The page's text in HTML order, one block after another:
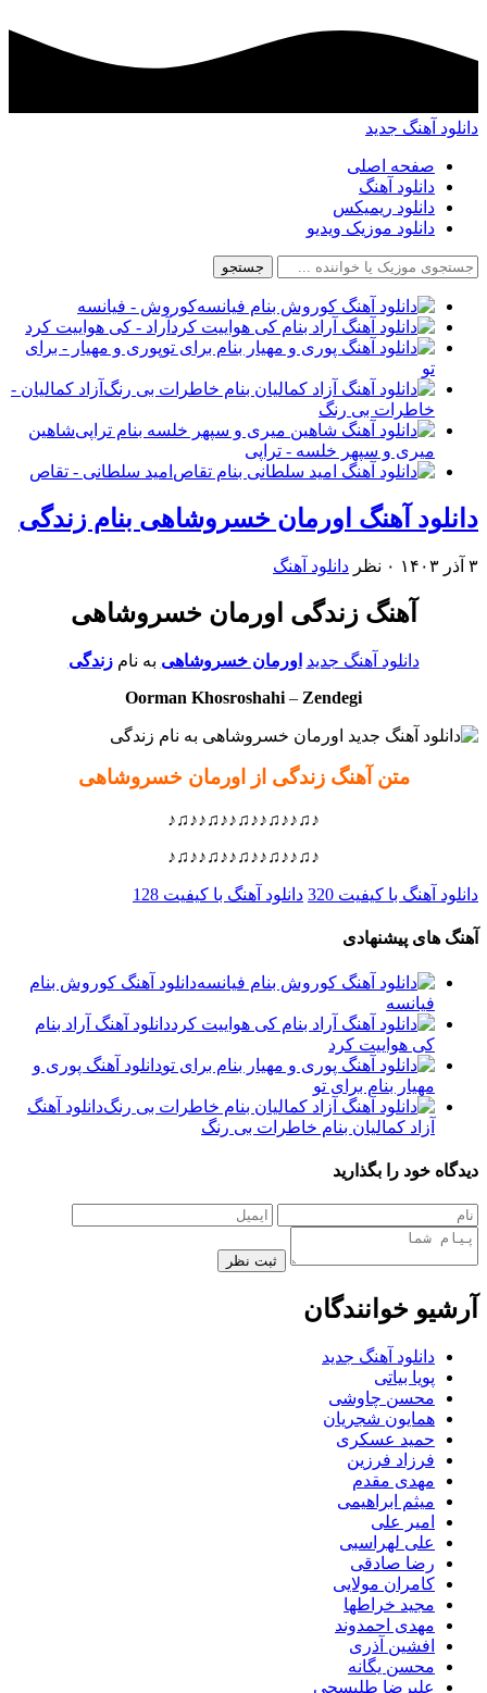
دانلود آهنگ جدید
صفحه اصلی
دانلود آهنگ
دانلود ریمیکس
دانلود موزیک ویدیو
جستجو
کوروش - فیانسه
آراد - کی هواییت کرد
پوری و مهیار - برای
تو
آزاد کمالیان -
خاطرات بی رنگ
شاهین
میری و سپهر خلسه - تراپی
امید سلطانی - تقاص
دانلود آهنگ اورمان خسروشاهی بنام زندگی
۳ آذر ۱۴۰۳ ۰ نظر دانلود آهنگ
آهنگ زندگی اورمان خسروشاهی
دانلود آهنگ جدید اورمان خسروشاهی به نامزندگی
Oorman Khosroshahi – Zendegi
متن آهنگ زندگی از اورمان خسروشاهی
♪♫♪♪♫♪♪♫♪♪♫♪♪♫♪
♪♫♪♪♫♪♪♫♪♪♫♪♪♫♪
دانلود آهنگ با کیفیت 320 دانلود آهنگ با کیفیت 128
آهنگ های پیشنهادی
دانلود آهنگ کوروش بنام
فیانسه
دانلود آهنگ آراد بنام
کی هواییت کرد
دانلود آهنگ پوری و
مهیار بنام برای تو
دانلود آهنگ
آزاد کمالیان بنام خاطرات بی رنگ
دیدگاه خود را بگذارید
ثبت نظر
آرشیو خوانندگان
دانلود آهنگ جدید
پویا بیاتی
محسن چاوشی
همایون شجریان
حمید عسکری
فرزاد فرزین
مهدی مقدم
میثم ابراهیمی
امیر علی
علی لهراسبی
رضا صادقی
کامران مولایی
مجید خراطها
مهدی احمدوند
افشین آذری
محسن یگانه
علیرضا طلیسچی